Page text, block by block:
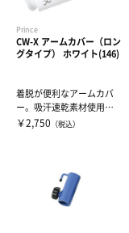
Prince
CW-X アームカバー（ロン
グタイプ） ホワイト(146)
着脱が便利なアームカバ
ー。吸汗速乾素材使用・U
Vカット機能・抗菌防臭機
￥2,750 （税込）